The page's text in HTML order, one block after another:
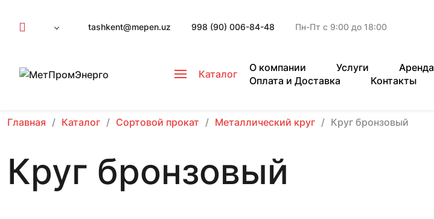
tashkent@mepen.uz 998 (90) 006-84-48 Пн-Пт с 9:00 до 18:00
Каталог
О компании Услуги
Аренда
Оплата и Доставка
Контакты
Главная Каталог Сортовой прокат Металлический круг Круг бронзовый
Круг бронзовый